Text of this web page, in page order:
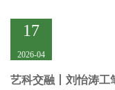
17
2026-04
艺科交融丨刘怡涛工